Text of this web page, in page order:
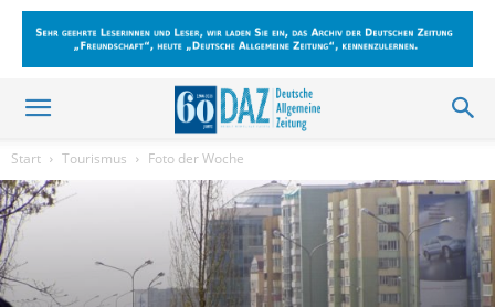
Start Tourismus Foto der Woche